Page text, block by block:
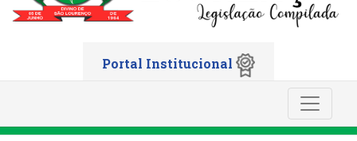
Portal Institucional